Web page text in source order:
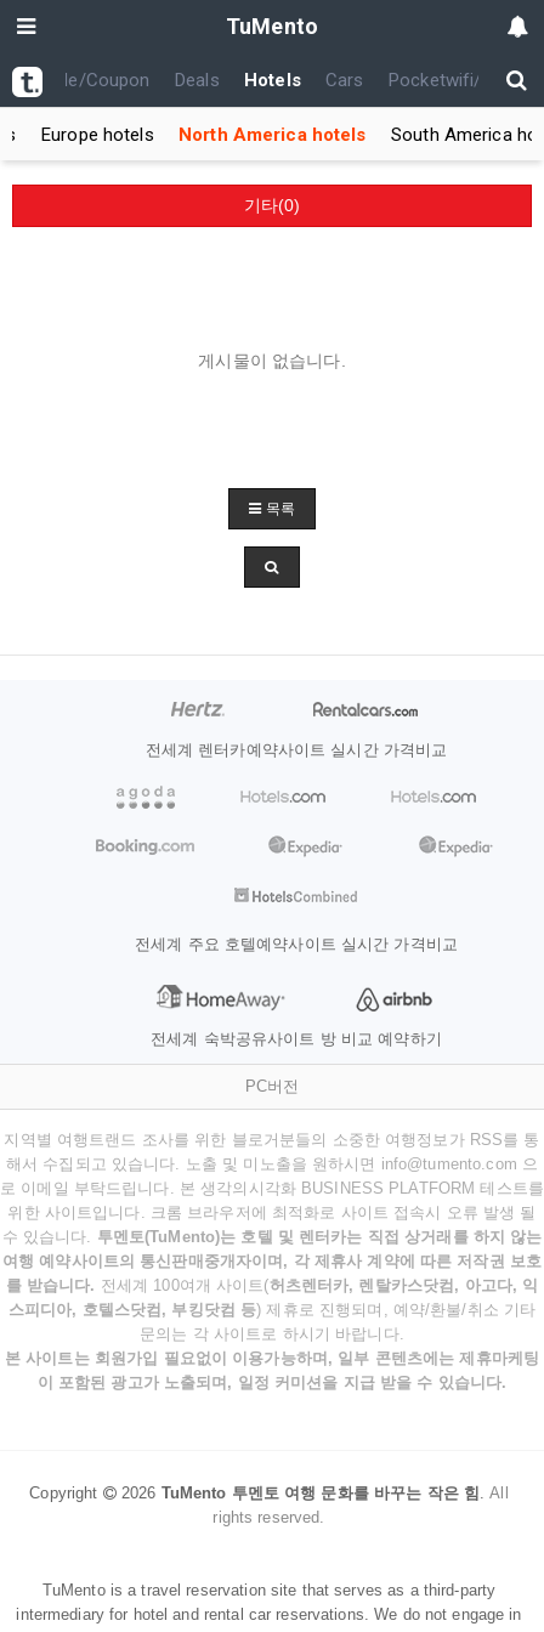
TuMento
Code/Coupon Deals Hotels Cars Pocketwifi/USIM
Europe hotels North America hotels South America
기타(0)
게시물이 없습니다.
목록
전세계 렌터카예약사이트 실시간 가격비교
전세계 주요 호텔예약사이트 실시간 가격비교
전세계 숙박공유사이트 방 비교 예약하기
PC버전
지역별 여행트랜드 조사를 위한 블로거분들의 소중한 여행정보가 RSS를 통
해서 수집되고 있습니다. 노출 및 미노출을 원하시면 info@tumento.com 으
로 이메일 부탁드립니다. 본 생각의시각화 BUSINESS PLATFORM 테스트를
위한 사이트입니다. 크롬 브라우저에 최적화로 사이트 접속시 오류 발생 될
수 있습니다. 투멘토(TuMento)는 호텔 및 렌터카는 직접 상거래를 하지 않는
여행 예약사이트의 통신판매중개자이며, 각 제휴사 계약에 따른 저작권 보호
를 받습니다. 전세계 100여개 사이트(허츠렌터카, 렌탈카스닷컴, 아고다, 익
스피디아, 호텔스닷컴, 부킹닷컴 등) 제휴로 진행되며, 예약/환불/취소 기타
문의는 각 사이트로 하시기 바랍니다.
본 사이트는 회원가입 필요없이 이용가능하며, 일부 콘텐츠에는 제휴마케팅
이 포함된 광고가 노출되며, 일정 커미션을 지급 받을 수 있습니다.
Copyright 2026 TuMento 투멘토 여행 문화를 바꾸는 작은 힘 .All
rights reserved.
TuMento is a travel reservation site that serves as a third-party
intermediary for hotel and rental car reservations. We do not engage in